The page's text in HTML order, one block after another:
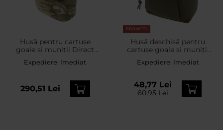
Husă pentru cartușe
goale și muniții Direct
Action Dump Pouch -
MultiCam
Expediere: Imediat
290,51 Lei
PROMOTII
Husă deschisă pentru
cartușe goale și muniții
Mil-Tec MOLLE - Olive
Expediere: Imediat
48,77 Lei
60,95 Lei